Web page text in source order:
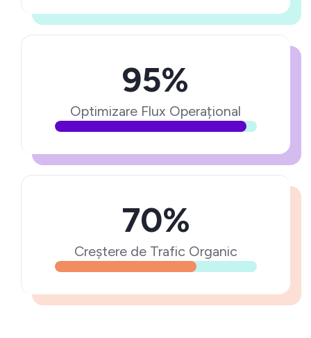
95%
Optimizare Flux Operațional
70%
Creștere de Trafic Organic